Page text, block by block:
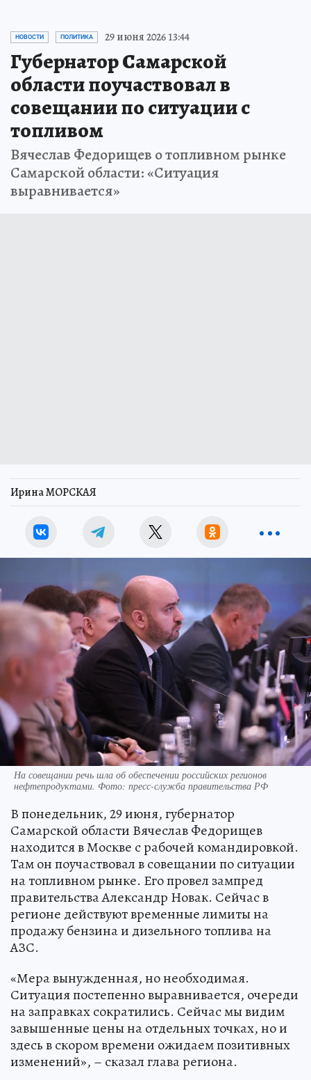
НОВОСТИ ПОЛИТИКА 29 июня 2026 13:44
Губернатор Самарской
области поучаствовал в
совещании по ситуации с
топливом
Вячеслав Федорищев о топливном рынке
Самарской области: «Ситуация
выравнивается»
Ирина МОРСКАЯ
На совещании речь шла об обеспечении российских регионов
нефтепродуктами. Фото: пресс-служба правительства РФ
В понедельник, 29 июня, губернатор
Самарской области Вячеслав Федорищев
находится в Москве с рабочей командировкой.
Там он поучаствовал в совещании по ситуации
на топливном рынке. Его провел зампред
правительства Александр Новак. Сейчас в
регионе действуют временные лимиты на
продажу бензина и дизельного топлива на
АЗС.
«Мера вынужденная, но необходимая.
Ситуация постепенно выравнивается, очереди
на заправках сократились. Сейчас мы видим
завышенные цены на отдельных точках, но и
здесь в скором времени ожидаем позитивных
изменений», – сказал глава региона.